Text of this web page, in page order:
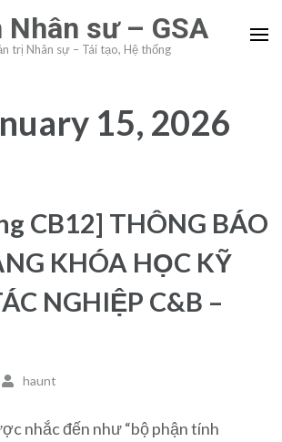
Nhân sư – GSA
trị Nhân sự – Tái tạo, Hệ thống
15, 2026
CB12] THÔNG BÁO
KHÓA HỌC KỸ
NGHIỆP C&B –
haunt
nhắc đến như “bộ phận tính